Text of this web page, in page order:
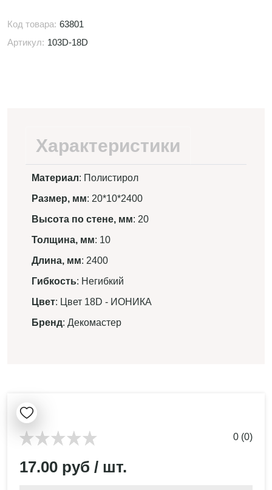
Код товара: 63801
Артикул: 103D-18D
Характеристики
Материал: Полистирол
Размер, мм: 20*10*2400
Высота по стене, мм: 20
Толщина, мм: 10
Длина, мм: 2400
Гибкость: Негибкий
Цвет: Цвет 18D - ИОНИКА
Бренд: Декомастер
0 (0)
17.00 руб / шт.